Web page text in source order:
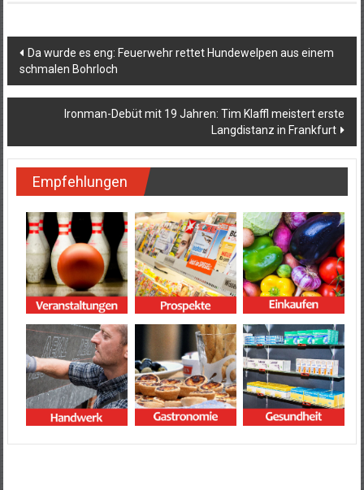
Beitragsnavigation
Da wurde es eng: Feuerwehr rettet Hundewelpen aus einem
schmalen Bohrloch
Ironman-Debüt mit 19 Jahren: Tim Klaffl meistert erste
Langdistanz in Frankfurt
Empfehlungen